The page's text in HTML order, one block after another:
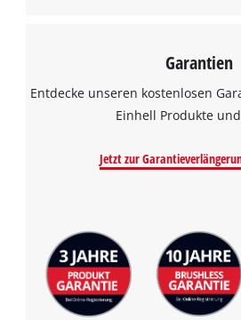
Garantien
Entdecke unseren kostenlosen
Einhell Produkte
Jetzt zur